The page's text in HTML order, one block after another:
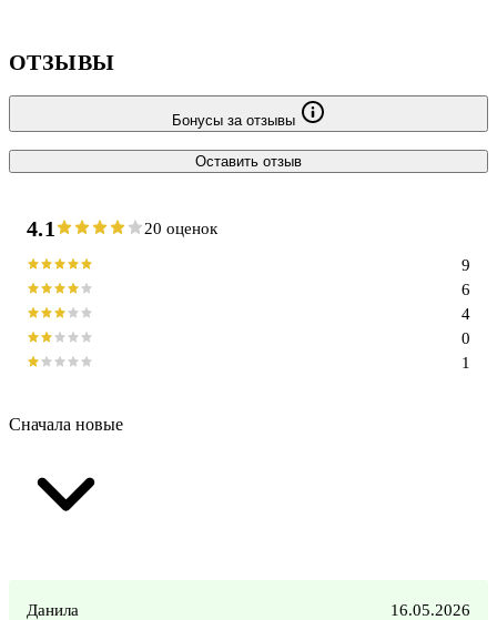
ОТЗЫВЫ
Бонусы за отзывы
Оставить отзыв
4.1 20 оценок
1
0
4
6
9
Сначала новые
Данила 16.05.2026